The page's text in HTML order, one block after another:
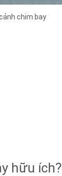
chim bay
hữu ích?